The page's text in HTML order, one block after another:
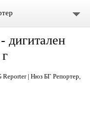
дигитален
| Нюз БГ Репортер,